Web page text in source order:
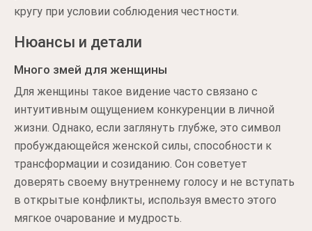
кругу при условии соблюдения честности.
Нюансы и детали
Много змей для женщины
Для женщины такое видение часто связано с
интуитивным ощущением конкуренции в личной
жизни. Однако, если заглянуть глубже, это символ
пробуждающейся женской силы, способности к
трансформации и созиданию. Сон советует
доверять своему внутреннему голосу и не вступать
в открытые конфликты, используя вместо этого
мягкое очарование и мудрость.